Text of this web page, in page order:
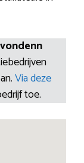
Via deze
toe.